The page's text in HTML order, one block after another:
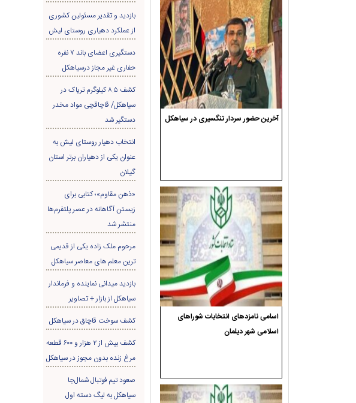
آخرین حضور سردار تنگسیری در سیاهکل
اسامی نامزدهای انتخابات شوراهای
اسلامی شهر دیلمان
بازدید و تقدیر مسئولین کشوری
از عملکرد دهیاری روستای لیش
دستگیری اعضای باند ۷ نفره
حفاری غير مجاز درسیاهکل
کشف ۸.۵ کیلوگرم تریاک در
سیاهکل/ قاچاقچی مواد مخدر
دستگیر شد
انتخاب دهیار روستای لیش به
عنوان یکی از دهیاران برتر استان
گیلان
«ذهن مقاوم»؛ کتابی برای
زیستن آگاهانه در عصر پلتفرم‌ها
منتشر شد
مرحوم ملک زاده یکی از قدیمی
ترین معلم های معاصر سیاهکل
بازدید میدانی نماینده و فرماندار
سیاهکل از بازار + تصاویر
کشف سوخت قاچاق در سياهکل
کشف بیش از ۲ هزار و ۶۰۰ قطعه
مرغ زنده بدون مجوز در سیاهکل
صعود تیم فوتبال شمال‌جا‌
سیاهکل به لیگ دسته اول